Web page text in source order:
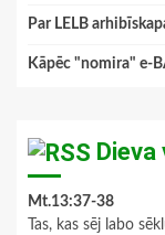
Par LELB
Kāpēc "nomira" e-
Mt.13:37-38
Tas, kas sēj labo